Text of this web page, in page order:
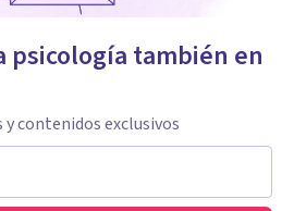
psicología también en
contenidos exclusivos